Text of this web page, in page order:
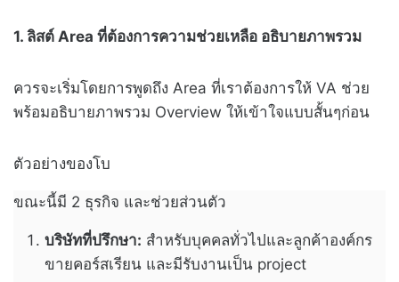
1. ลิสต์ Area ที่ต้องการความช่วยเหลือ อธิบายภาพรวม
ควรจะเริ่มโดยการพูดถึง Area ที่เราต้องการให้ VA ช่วย
พร้อมอธิบายภาพรวม Overview ให้เข้าใจแบบสั้นๆก่อน
ตัวอย่างของโบ
ขณะนี้มี 2 ธุรกิจ และช่วยส่วนตัว
บริษัทที่ปรึกษา: สำหรับบุคคลทั่วไปและลูกค้าองค์กร
ขายคอร์สเรียน และมีรับงานเป็น project